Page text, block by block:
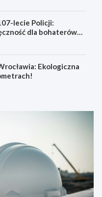
lecie Policji:
dla bohaterów
Ekologiczna